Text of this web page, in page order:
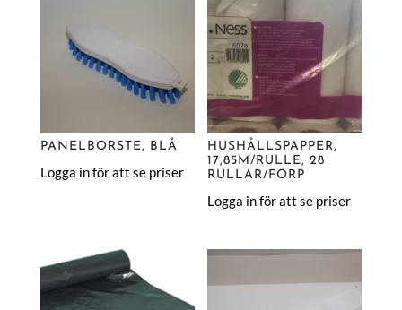
PANELBORSTE, BLÅ
Logga in för att se priser
HUSHÅLLSPAPPER,
17,85M/RULLE, 28
RULLAR/FÖRP
Logga in för att se priser